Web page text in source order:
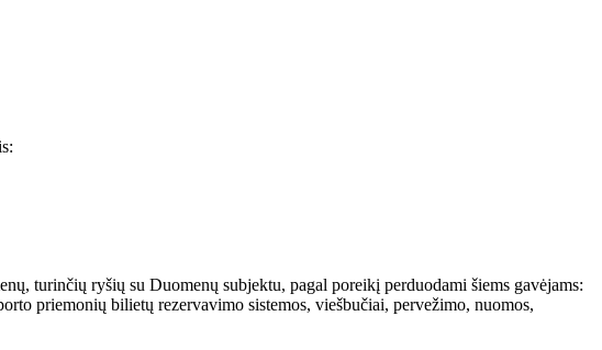
turinčių ryšių su Duomenų subjektu, pagal poreikį perduodami šiems gavėjams:
priemonių bilietų rezervavimo sistemos, viešbučiai, pervežimo, nuomos,